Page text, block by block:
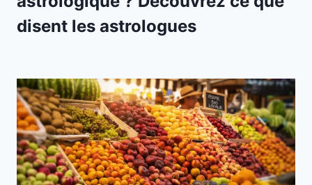
disent les astrologues